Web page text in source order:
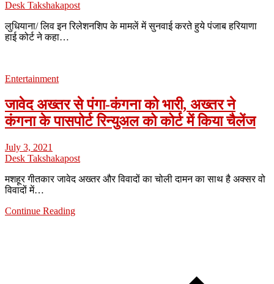
Desk Takshakapost
लुधियाना/ लिव इन रिलेशनशिप के मामलें में सुनवाई करते हुये पंजाब हरियाणा
हाई कोर्ट ने कहा…
Entertainment
जावेद अख्तर से पंगा-कंगना को भारी, अख्तर ने
कंगना के पासपोर्ट रिन्युअल को कोर्ट में किया चैलेंज
July 3, 2021
Desk Takshakapost
मशहूर गीतकार जावेद अख्तर और विवादों का चोली दामन का साथ है अक्सर वो
विवादों में…
Continue Reading